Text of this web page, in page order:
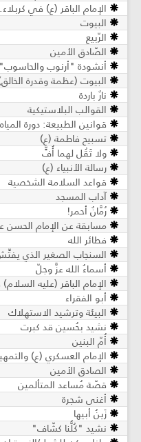
الإمام الباقر (ع) في كربلاء.
البيوت
الرّبيع
الصّادق الأمين
أنشودة "أرنوب والحاسوب"
البيوت (عظمة وقدرة
نارٌ باردة
القوالب البلاستيكية
قوانين الطبيعة: دورة المياه
تسبيح فاطمة (ع)
ولا تَقُل لهما أُفٍّ
رسالة الأنبياء (ع)
قواعد السلامة الشخصية
آداب المسجد
رُمَّانٌ أحمر!
مسابقة عن الإمام الحسن
فطائر الله
السنجاب الصغير الذي
أسماءُ الله عزَّ وجلّ
الإمام الباقر (عليه
أبو الفقراء
البيئة وترشيد الاستهلاك
نشيد بحُسين قد كبرت
أُمّ البنين
الإمام العسكري (ع)
الصادق الأمين
قصّة مُساعد المتألمين
أغنى شجرة
زَينُ أبيها
نشيد "كُلُّنا كشّاف"